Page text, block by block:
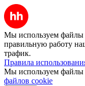
Мы используем файлы
правильную работу
трафик.
Правила
Мы используем файлы
файлов cookie